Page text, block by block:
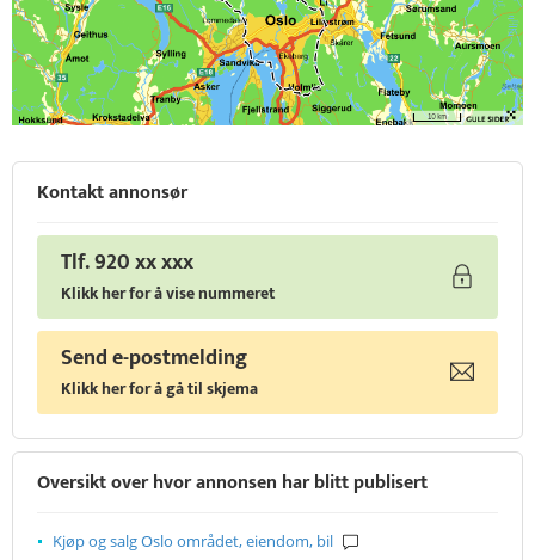
Kontakt annonsør
Tlf. 920 xx xxx
Klikk her for å vise nummeret
Send e-postmelding
Klikk her for å gå til skjema
Oversikt over hvor annonsen har blitt publisert
Kjøp og salg Oslo området, eiendom, bil